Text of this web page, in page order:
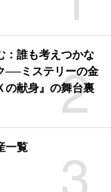
2
：誰も考えつかな
──ミステリーの金
の献身』の舞台裏
3
一覧